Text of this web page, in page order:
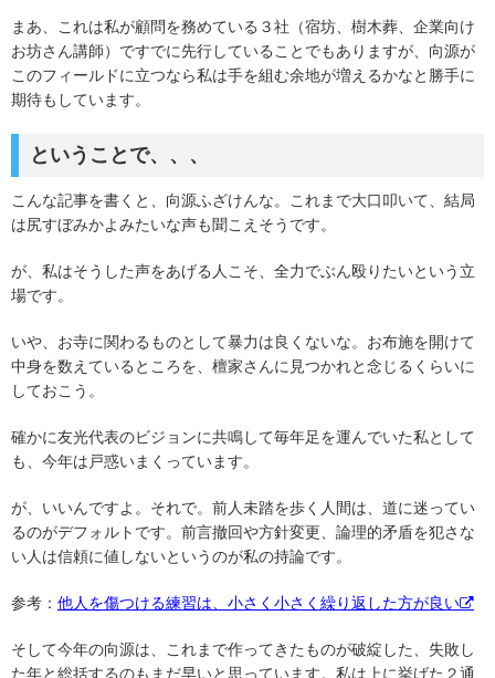
まあ、これは私が顧問を務めている３社（宿坊、樹木葬、企業向け
お坊さん講師）ですでに先行していることでもありますが、向源が
このフィールドに立つなら私は手を組む余地が増えるかなと勝手に
期待もしています。
ということで、、、
こんな記事を書くと、向源ふざけんな。これまで大口叩いて、結局
は尻すぼみかよみたいな声も聞こえそうです。
が、私はそうした声をあげる人こそ、全力でぶん殴りたいという立
場です。
いや、お寺に関わるものとして暴力は良くないな。お布施を開けて
中身を数えているところを、檀家さんに見つかれと念じるくらいに
しておこう。
確かに友光代表のビジョンに共鳴して毎年足を運んでいた私として
も、今年は戸惑いまくっています。
が、いいんですよ。それで。前人未踏を歩く人間は、道に迷ってい
るのがデフォルトです。前言撤回や方針変更、論理的矛盾を犯さな
い人は信頼に値しないというのが私の持論です。
参考： 他人を傷つける練習は、小さく小さく繰り返した方が良い
そして今年の向源は、これまで作ってきたものが破綻した、失敗し
た年と総括するのもまだ早いと思っています。私は上に挙げた２通